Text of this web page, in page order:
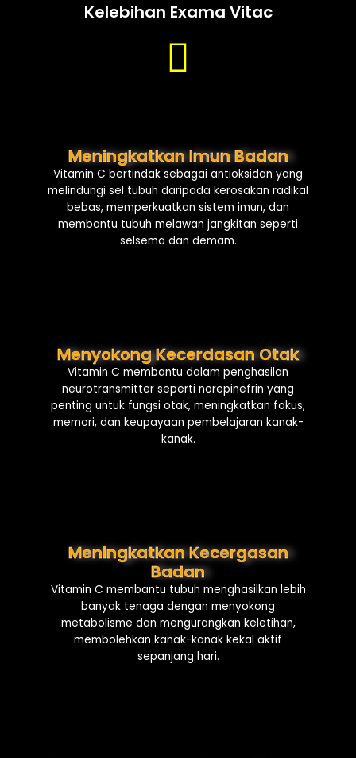
Kelebihan Exama Vitac
Meningkatkan Imun Badan
Vitamin C bertindak sebagai antioksidan yang
melindungi sel tubuh daripada kerosakan radikal
bebas, memperkuatkan sistem imun, dan
membantu tubuh melawan jangkitan seperti
selsema dan demam.
Menyokong Kecerdasan Otak
Vitamin C membantu dalam penghasilan
neurotransmitter seperti norepinefrin yang
penting untuk fungsi otak, meningkatkan fokus,
memori, dan keupayaan pembelajaran kanak-
kanak.
Meningkatkan Kecergasan
Badan
Vitamin C membantu tubuh menghasilkan lebih
banyak tenaga dengan menyokong
metabolisme dan mengurangkan keletihan,
membolehkan kanak-kanak kekal aktif
sepanjang hari.